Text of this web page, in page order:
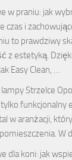
w praniu: jak
czas i
to prawdziwy
z estetyką.
Easy Clean, …
Strzelce
funkcjonalny
w aranżacji,
W
dla koni: jak